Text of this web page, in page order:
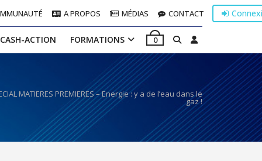
ACTION FORMATIONS 0
A PROPOS MÉDIAS CONTACT
MATIERES PREMIERES – Energie : y a de l’eau dans le
gaz !